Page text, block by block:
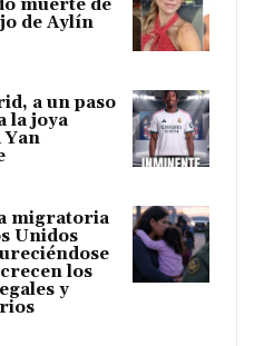
muerte de
de Aylín
a un paso
la joya
migratoria
Unidos
los
y